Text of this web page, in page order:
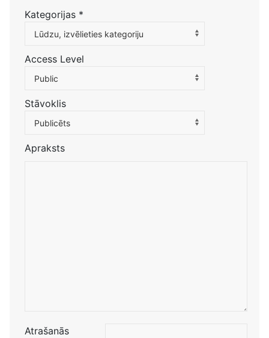
Kategorijas *
Atlasiet kategoriju, lai filtrētu sarakstu
Lūdzu, izvēlieties kategoriju
Access Level
Public
Stāvoklis
Publicēts
Apraksts
Atrašanās